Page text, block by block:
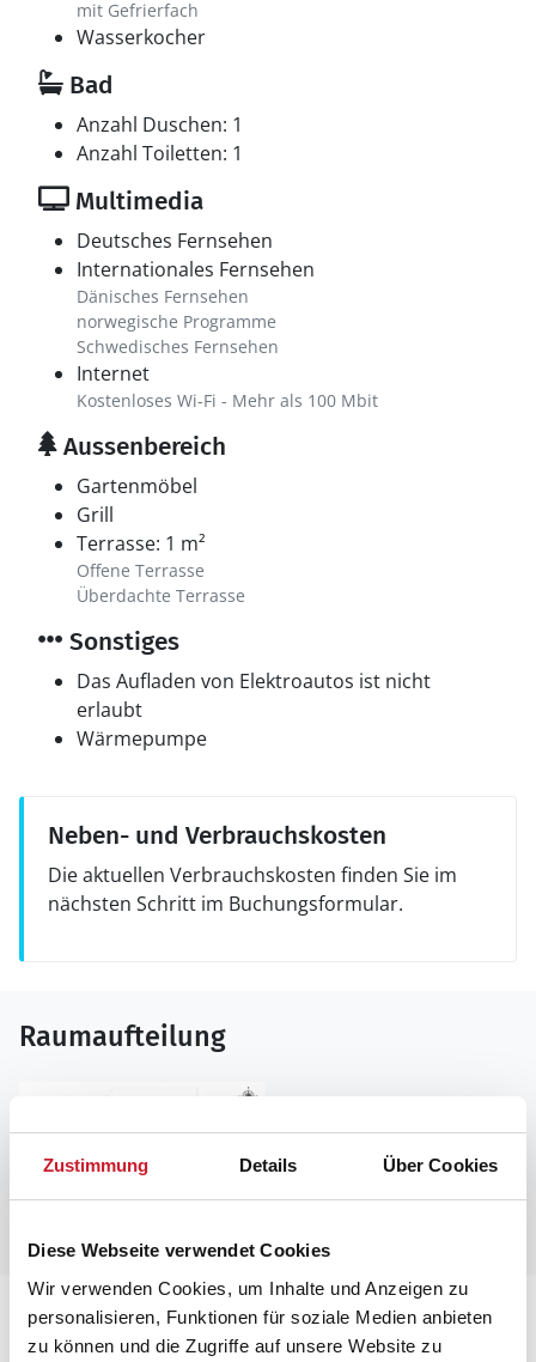
Zustimmung Details Über Cookies
Diese Webseite verwendet Cookies
Wir verwenden Cookies, um Inhalte und Anzeigen zu
personalisieren, Funktionen für soziale Medien anbieten
zu können und die Zugriffe auf unsere Website zu
mit Gefrierfach
Wasserkocher
Bad
Anzahl Duschen: 1
Anzahl Toiletten: 1
Multimedia
Deutsches Fernsehen
Internationales Fernsehen
Dänisches Fernsehen
norwegische Programme
Schwedisches Fernsehen
Internet
Kostenloses Wi-Fi - Mehr als 100 Mbit
Aussenbereich
Gartenmöbel
Grill
Terrasse: 1 m²
Offene Terrasse
Überdachte Terrasse
Sonstiges
Das Aufladen von Elektroautos ist nicht
erlaubt
Wärmepumpe
Neben- und Verbrauchskosten
Die aktuellen Verbrauchskosten finden Sie im
nächsten Schritt im Buchungsformular.
Raumaufteilung
Lageplan